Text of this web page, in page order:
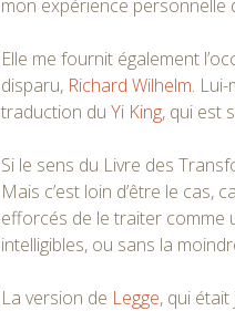
mon expérience personnelle
Elle me fournit également
disparu, Richard Wilhelm.
traduction duYi King, qui est
Si le sens du Livre des
Mais c’est loin d’être le cas,
efforcés de le traiter
intelligibles, ou sans la
La version de Legge, qui